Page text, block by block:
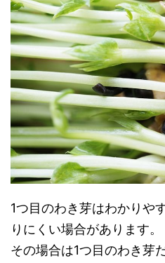
1つ目のわき芽はわかりや
りにくい場合があります。
その場合は1つ目のわき芽